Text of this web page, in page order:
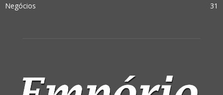
Negócios
31